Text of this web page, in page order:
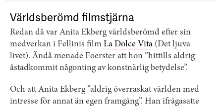
Världsberömd filmstjärna
Redan då var Anita Ekberg världsberömd efter sin
medverkan i Fellinis film La Dolce Vita (Det ljuva
livet). Ändå menade Foerster att hon ”hittills aldrig
åstadkommit någonting av konstnärlig betydelse”.
Och att Anita Ekberg ”aldrig överraskat världen med
intresse för annat än egen framgång”. Han ifrågasatte